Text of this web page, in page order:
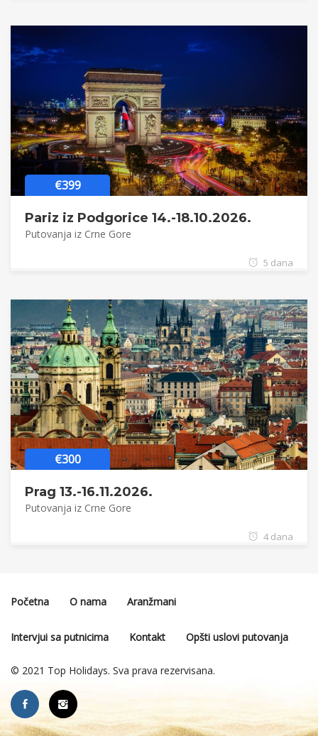
€399
Pariz iz Podgorice 14.-18.10.2026.
Putovanja iz Crne Gore
5 dana
€300
Prag 13.-16.11.2026.
Putovanja iz Crne Gore
4 dana
Početna O nama Aranžmani
Intervjui sa putnicima Kontakt Opšti uslovi putovanja
© 2021 Top Holidays. Sva prava rezervisana.